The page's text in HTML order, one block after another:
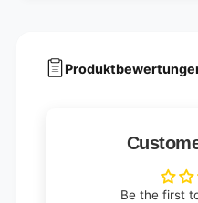
Be the first